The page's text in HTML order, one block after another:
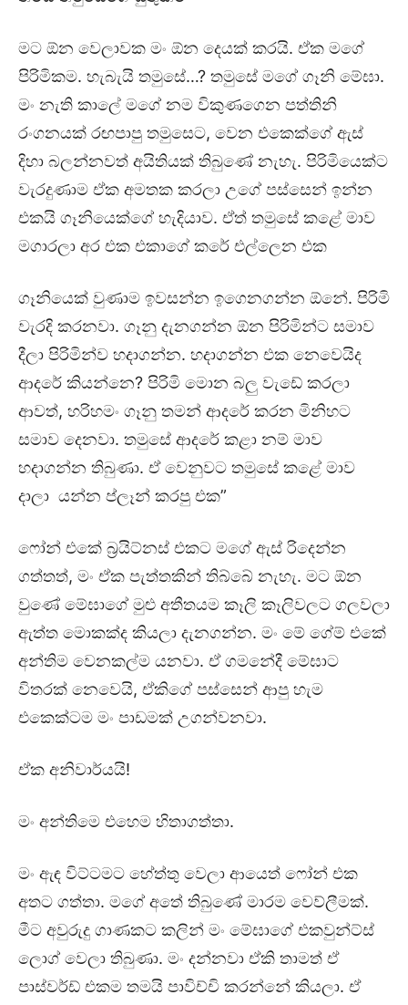
මට ඕන වෙලාවක මං ඕන දෙයක් කරයි. ඒක මගේ
පිරිමිකම. හැබැයි තමුසේ…? තමුසේ මගේ ගෑනි මේඝා.
මං නැති කාලේ මගේ නම විකුණගෙන පත්තිනි
රංගනයක් රඟපාපු තමුසෙට, වෙන එකෙක්ගේ ඇස්
දිහා බලන්නවත් අයිතියක් තිබුණේ නැහැ. පිරිමියෙක්ට
වැරදුණාම ඒක අමතක කරලා උගේ පස්සෙන් ඉන්න
එකයි ගෑනියෙක්ගේ හැදියාව. ඒත් තමුසේ කළේ මාව
මගාරලා අර එක එකාගේ කරේ එල්ලෙන එක
ගෑනියෙක් වුණාම ඉවසන්න ඉගෙනගන්න ඕනේ. පිරිමි
වැරදි කරනවා. ගෑනු දැනගන්න ඕන පිරිමින්ට සමාව
දීලා පිරිමින්ව හදාගන්න. හදාගන්න එක නෙවෙයිද
ආදරේ කියන්නෙ? පිරිමි මොන බලු වැඩේ කරලා
ආවත්, හරිහමං ගෑනු තමන් ආදරේ කරන මිනිහට
සමාව දෙනවා. තමුසේ ආදරේ කළා නම් මාව
හදාගන්න තිබුණා. ඒ වෙනුවට තමුසේ කළේ මාව
දාලා යන්න ප්ලෑන් කරපු එක”
ෆෝන් එකේ බ්‍රයිට්නස් එකට මගේ ඇස් රිදෙන්න
ගත්තත්, මං ඒක පැත්තකින් තිබ්බේ නැහැ. මට ඕන
වුණේ මේඝාගේ මුළු අතීතයම කෑලි කෑලිවලට ගලවලා
ඇත්ත මොකක්ද කියලා දැනගන්න. මං මේ ගේම් එකේ
අන්තිම වෙනකල්ම යනවා. ඒ ගමනේදී මේඝාට
විතරක් නෙවෙයි, ඒකිගේ පස්සෙන් ආපු හැම
එකෙක්ටම මං පාඩමක් උගන්වනවා.
ඒක අනිවාර්යයි!
මං අන්තිමෙ එහෙම හිතාගත්තා.
මං ඇඳ විට්ටමට හේත්තු වෙලා ආයෙත් ෆෝන් එක
අතට ගත්තා. මගේ අතේ තිබුණේ මාරම වෙව්ලීමක්.
මීට අවුරුදු ගාණකට කලින් මං මේඝාගේ එකවුන්ට්ස්
ලොග් වෙලා තිබුණා. මං දන්නවා ඒකි තාමත් ඒ
පාස්වර්ඩ් එකම තමයි පාවිච්චි කරන්නේ කියලා. ඒ